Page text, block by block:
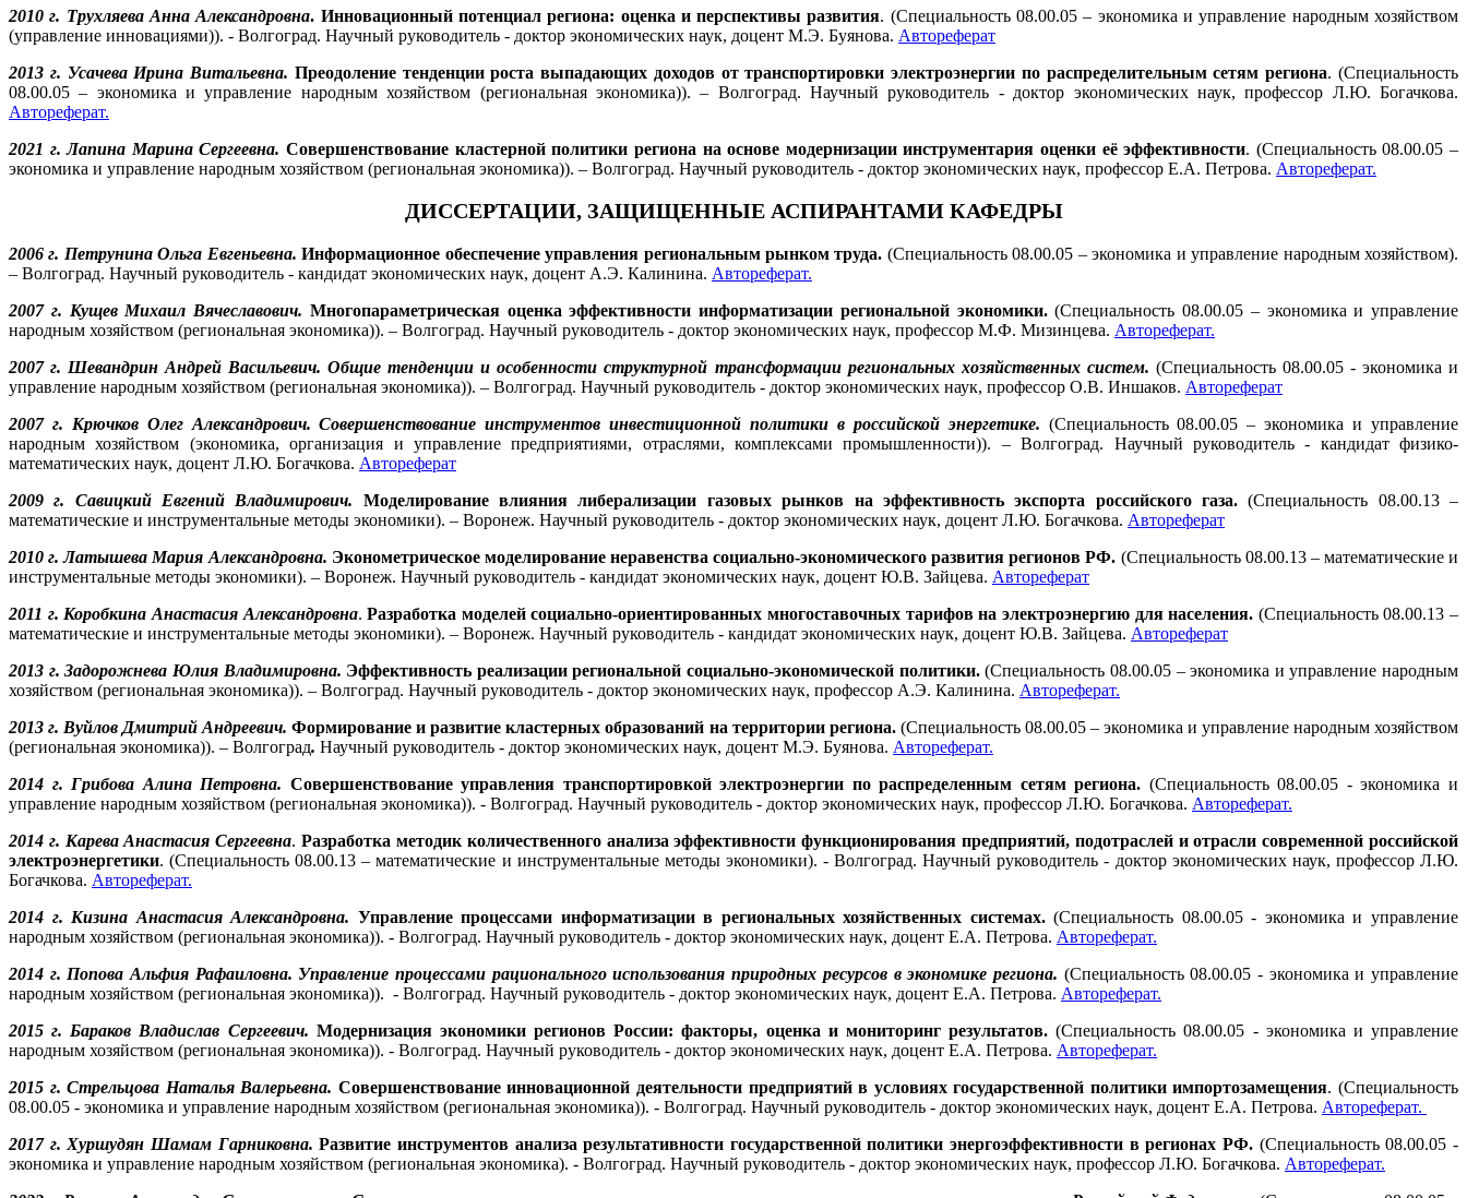
2010 г. Трухляева Анна Александровна. Инновационный потенциал региона: оценка и перспективы развития. (Специальность 08.00.05 – экономика и управление народным хозяйством
(управление инновациями)). - Волгоград. Научный руководитель - доктор экономических наук, доцент М.Э. Буянова. Автореферат
2013 г. Усачева Ирина Витальевна. Преодоление тенденции роста выпадающих доходов от транспортировки электроэнергии по распределительным сетям региона. (Специальность
08.00.05 – экономика и управление народным хозяйством (региональная экономика)). – Волгоград. Научный руководитель - доктор экономических наук, профессор Л.Ю. Богачкова.
Автореферат.
2021 г. Лапина Марина Сергеевна.Совершенствование кластерной политики региона на основе модернизации инструментария оценки её эффективности. (Специальность 08.00.05 –
экономика и управление народным хозяйством (региональная экономика)). – Волгоград. Научный руководитель - доктор экономических наук, профессор Е.А. Петрова. Автореферат.
ДИССЕРТАЦИИ, ЗАЩИЩЕННЫЕ АСПИРАНТАМИ КАФЕДРЫ
2006 г. ПетрунинаОльга Евгеньевна. Информационное обеспечение управления региональным рынком труда. (Специальность 08.00.05 – экономика и управление народным хозяйством).
– Волгоград. Научный руководитель - кандидат экономических наук, доцент А.Э. Калинина. Автореферат.
2007 г. Кущев Михаил Вячеславович. Многопараметрическая оценка эффективности информатизации региональной экономики.(Специальность 08.00.05 – экономика и управление
народным хозяйством (региональная экономика)). – Волгоград. Научный руководитель - доктор экономических наук, профессор М.Ф. Мизинцева. Автореферат.
2007 г. Шевандрин Андрей Васильевич. Общие тенденции и особенности структурной трансформации региональных хозяйственных систем. (Специальность 08.00.05 - экономика и
управление народным хозяйством (региональная экономика)). – Волгоград. Научный руководитель - доктор экономических наук, профессор О.В. Иншаков. Автореферат
2007 г. Крючков Олег Александрович. Совершенствование инструментов инвестиционной политики в российской энергетике. (Специальность 08.00.05 – экономика и управление
народным хозяйством (экономика, организация и управление предприятиями, отраслями, комплексами промышленности)). – Волгоград. Научный руководитель - кандидат физико-
математических наук, доцент Л.Ю. Богачкова. Автореферат
2009 г. Савицкий Евгений Владимирович. Моделирование влияния либерализации газовых рынков на эффективность экспорта российского газа.(Специальность 08.00.13 –
математические и инструментальные методы экономики). – Воронеж. Научный руководитель - доктор экономических наук, доцент Л.Ю. Богачкова. Автореферат
2010 г. Латышева Мария Александровна. Эконометрическое моделирование неравенства социально-экономического развития регионов РФ. (Специальность 08.00.13 – математические и
инструментальные методы экономики). – Воронеж. Научный руководитель - кандидат экономических наук, доцент Ю.В. Зайцева. Автореферат
2011 г. Коробкина Анастасия Александровна.Разработка моделей социально-ориентированных многоставочных тарифов на электроэнергию для населения. (Специальность 08.00.13 –
математические и инструментальные методы экономики). – Воронеж. Научный руководитель - кандидат экономических наук, доцент Ю.В. Зайцева. Автореферат
2013 г. Задорожнева Юлия Владимировна. Эффективность реализации региональной социально-экономической политики.(Специальность 08.00.05 – экономика и управление народным
хозяйством (региональная экономика)). – Волгоград. Научный руководитель - доктор экономических наук, профессор А.Э. Калинина. Автореферат.
2013 г. Вуйлов Дмитрий Андреевич. Формирование и развитие кластерных образований на территории региона. (Специальность 08.00.05 – экономика и управление народным хозяйством
(региональная экономика)). – Волгоград. Научный руководитель - доктор экономических наук, доцент М.Э. Буянова. Автореферат.
2014 г. Грибова Алина Петровна. Совершенствование управления транспортировкой электроэнергии по распределенным сетям региона. (Специальность 08.00.05 - экономика и
управление народным хозяйством (региональная экономика)). - Волгоград. Научный руководитель - доктор экономических наук, профессор Л.Ю. Богачкова. Автореферат.
2014 г. Карева Анастасия Сергеевна.Разработка методик количественного анализа эффективности функционирования предприятий, подотраслей и отрасли современной российской
электроэнергетики. (Специальность 08.00.13 – математические и инструментальные методы экономики). - Волгоград. Научный руководитель - доктор экономических наук, профессор Л.Ю.
Богачкова. Автореферат.
2014 г. Кизина Анастасия Александровна. Управление процессами информатизации в региональных хозяйственных системах.(Специальность 08.00.05 - экономика и управление
народным хозяйством (региональная экономика)). - Волгоград. Научный руководитель - доктор экономических наук, доцент Е.А. Петрова. Автореферат.
2014 г. Попова Альфия Рафаиловна. Управление процессами рационального использования природных ресурсов в экономике региона. (Специальность 08.00.05 - экономика и управление
народным хозяйством (региональная экономика)). - Волгоград. Научный руководитель - доктор экономических наук, доцент Е.А. Петрова. Автореферат.
2015 г. Бараков Владислав Сергеевич. Модернизация экономики регионов России: факторы, оценка и мониторинг результатов. (Специальность 08.00.05 - экономика и управление
народным хозяйством (региональная экономика)). - Волгоград. Научный руководитель - доктор экономических наук, доцент Е.А. Петрова. Автореферат.
2015 г. Стрельцова Наталья Валерьевна. Совершенствование инновационной деятельности предприятий в условиях государственной политики импортозамещения. (Специальность
08.00.05 - экономика и управление народным хозяйством (региональная экономика)). - Волгоград. Научный руководитель - доктор экономических наук, доцент Е.А. Петрова. Автореферат.
2017 г. Хуршудян Шамам Гарниковна.Развитие инструментов анализа результативности государственной политики энергоэффективности в регионах РФ. (Специальность 08.00.05 -
экономика и управление народным хозяйством (региональная экономика). - Волгоград. Научный руководитель - доктор экономических наук, профессор Л.Ю. Богачкова. Автореферат.